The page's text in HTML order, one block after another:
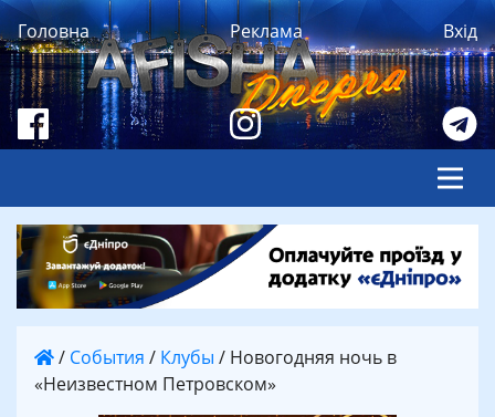
Головна Реклама Вхід
/ События / Клубы / Новогодняя ночь в
«Неизвестном Петровском»